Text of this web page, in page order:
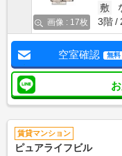
画像 : 17枚
敷
3階
空室確認 無料
賃貸マンション
ピュアライフビル